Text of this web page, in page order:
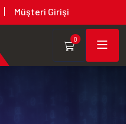
Müşteri Girişi
0